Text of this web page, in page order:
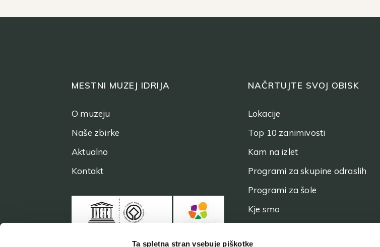
Ta spletna stran vsebuje piškotke
MESTNI MUZEJ IDRIJA
O muzeju
Naše zbirke
Aktualno
Kontakt
NAČRTUJTE SVOJ OBISK
Lokacije
Top 10 zanimivosti
Kam na izlet
Programi za skupine odraslih
Programi za šole
Kje smo